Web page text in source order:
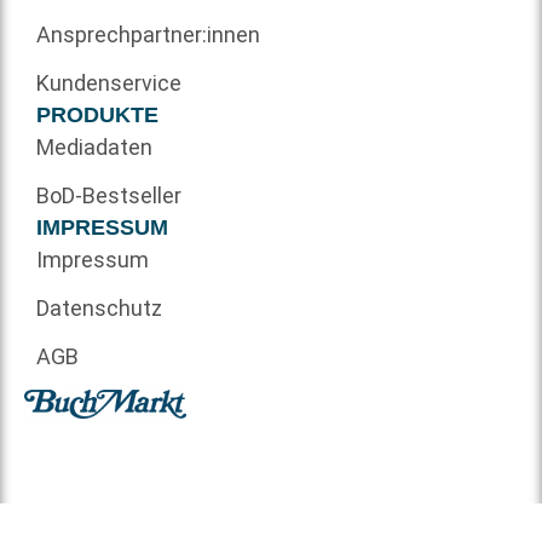
Ansprechpartner:innen
Kundenservice
PRODUKTE
Mediadaten
BoD-Bestseller
IMPRESSUM
Impressum
Datenschutz
AGB